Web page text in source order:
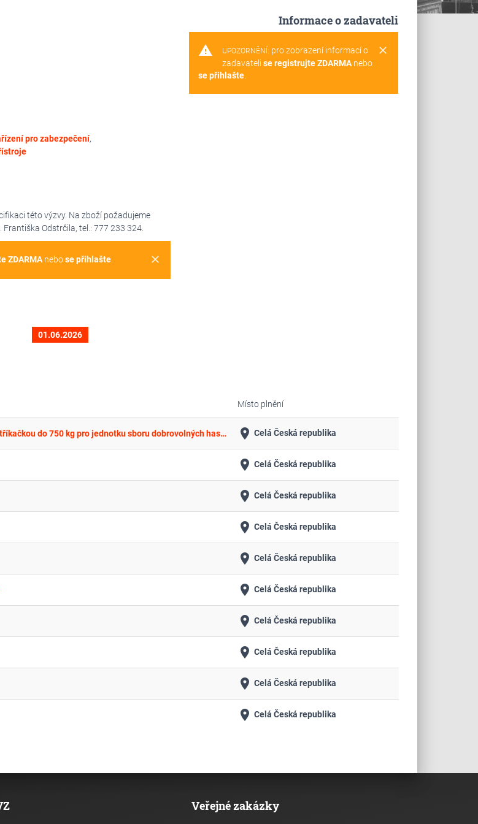
pro zabezpečení,
této výzvy. Na zboží požadujeme
Odstrčila, tel.: 777 233 324.
clear
ZDARMAnebose přihlašte.
01.06.2026
Informace o zadavateli
warning clear
UPOZORNĚNÍ: pro zobrazení informací o
zadavateli se registrujte ZDARMAnebo
se přihlašte.
Místo plnění
Ev. č. Nákup požárního přívěsu pro hašení s přenosnou motorovou stříkačkou do 750 kg pro jednotku sboru dobrovolných hasičů, město Třebíč - místní část Sokolí place Celá Česká republika
place Celá Česká republika
place Celá Česká republika
place Celá Česká republika
place Celá Česká republika
place Celá Česká republika
place Celá Česká republika
place Celá Česká republika
place Celá Česká republika
place Celá Česká republika
Veřejné zakázky